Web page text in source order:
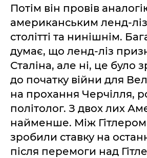
Потім він провів
американським ленд-
столітті та нинішнім.
думає, що ленд-ліз
Сталіна, але ні, це було
до початку війни для
на прохання Черчілля,
політолог. З двох лих
найменше. Між Гітлером
зробили ставку на
після перемоги над